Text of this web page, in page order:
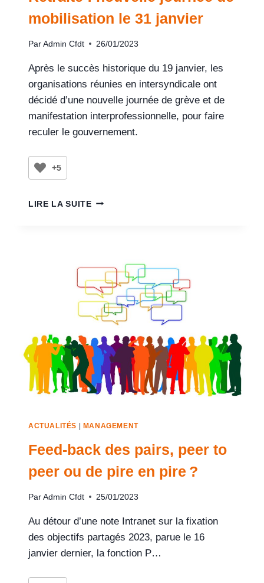
mobilisation le 31 janvier
Par Admin Cfdt 26/01/2023
Après le succès historique du 19 janvier, les
organisations réunies en intersyndicale ont
décidé d’une nouvelle journée de grève et de
manifestation interprofessionnelle, pour faire
reculer le gouvernement.
+5
LIRE LA SUITE
ACTUALITÉS MANAGEMENT
Feed-back des pairs, peer to
peer ou de pire en pire ?
Par Admin Cfdt 25/01/2023
Au détour d’une note Intranet sur la fixation
des objectifs partagés 2023, parue le 16
janvier dernier, la fonction P…